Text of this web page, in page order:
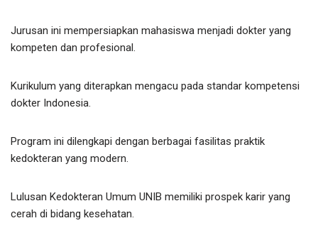
Jurusan ini mempersiapkan mahasiswa menjadi dokter yang
kompeten dan profesional.
Kurikulum yang diterapkan mengacu pada standar kompetensi
dokter Indonesia.
Program ini dilengkapi dengan berbagai fasilitas praktik
kedokteran yang modern.
Lulusan Kedokteran Umum UNIB memiliki prospek karir yang
cerah di bidang kesehatan.